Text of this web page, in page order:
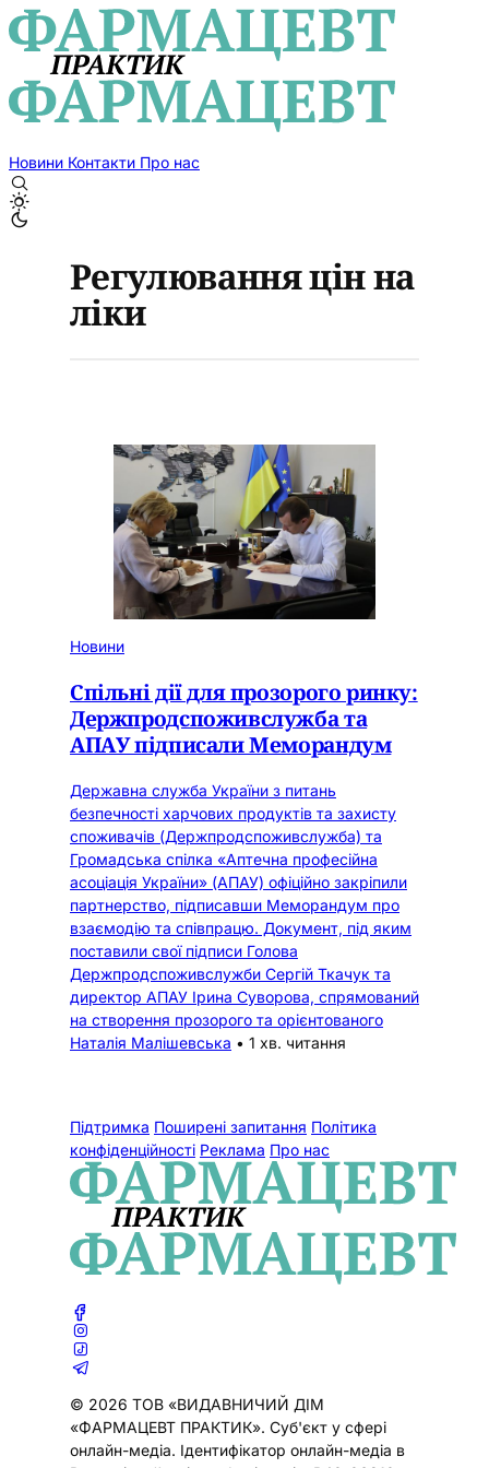
Новини Контакти Про нас
Регулювання цін на
ліки
Новини
Спільні дії для прозорого ринку:
Держпродспоживслужба та
АПАУ підписали Меморандум
Державна служба України з питань
безпечності харчових продуктів та захисту
споживачів (Держпродспоживслужба) та
Громадська спілка «Аптечна професійна
асоціація України» (АПАУ) офіційно закріпили
партнерство, підписавши Меморандум про
взаємодію та співпрацю. Документ, під яким
поставили свої підписи Голова
Держпродспоживслужби Сергій Ткачук та
директор АПАУ Ірина Суворова, спрямований
на створення прозорого та орієнтованого
Наталія Малішевська • 1 хв. читання
Підтримка Поширені запитання Політика
конфіденційності Реклама Про нас
© 2026 ТОВ «ВИДАВНИЧИЙ ДІМ
«ФАРМАЦЕВТ ПРАКТИК». Cуб'єкт у сфері
онлайн-медіа. Ідентифікатор онлайн-медіа в